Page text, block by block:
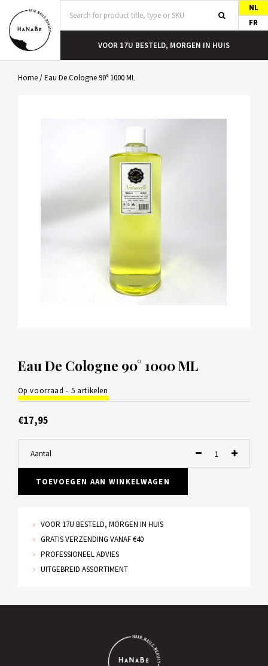
NL
FR
VOOR 17U BESTELD, MORGEN IN HUIS
Home/Eau De Cologne 90° 1000 ML
Eau De Cologne 90° 1000 ML
Op voorraad - 5 artikelen
€17,95
Aantal
TOEVOEGEN AAN WINKELWAGEN
VOOR 17U BESTELD, MORGEN IN HUIS
GRATIS VERZENDING VANAF €40
PROFESSIONEEL ADVIES
UITGEBREID ASSORTIMENT